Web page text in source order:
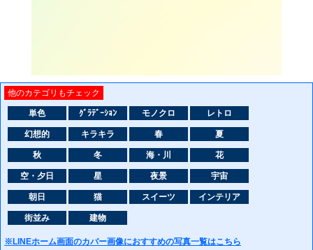
他のカテゴリもチェック
単色 ｸﾞﾗﾃﾞｰｼｮﾝ モノクロ レトロ
幻想的 キラキラ 春 夏
秋 冬 海・川 花
空・夕日 星 夜景 宇宙
朝日 猫 スイーツ インテリア
街並み 建物
※LINEホーム画面のカバー画像におすすめの写真一覧はこちら